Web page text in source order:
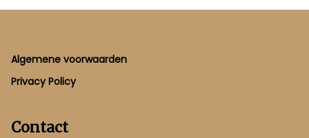
Footer
Algemene voorwaarden
Privacy Policy
Contact